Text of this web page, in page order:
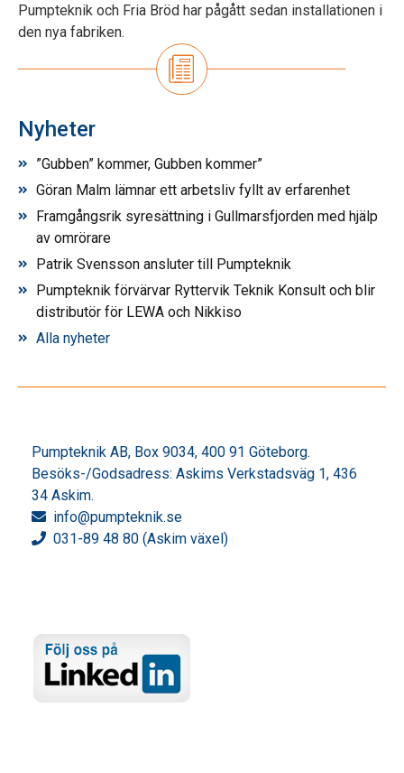
Pumpteknik och Fria Bröd har pågått sedan installationen i
den nya fabriken.
Nyheter
”Gubben” kommer, Gubben kommer”
Göran Malm lämnar ett arbetsliv fyllt av erfarenhet
Framgångsrik syresättning i Gullmarsfjorden med hjälp
av omrörare
Patrik Svensson ansluter till Pumpteknik
Pumpteknik förvärvar Ryttervik Teknik Konsult och blir
distributör för LEWA och Nikkiso
Alla nyheter
Pumpteknik AB, Box 9034, 400 91 Göteborg.
Besöks-/Godsadress: Askims Verkstadsväg 1, 436
34 Askim.
info@pumpteknik.se
031-89 48 80 (Askim växel)